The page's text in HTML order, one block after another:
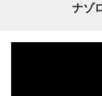
ナゾ